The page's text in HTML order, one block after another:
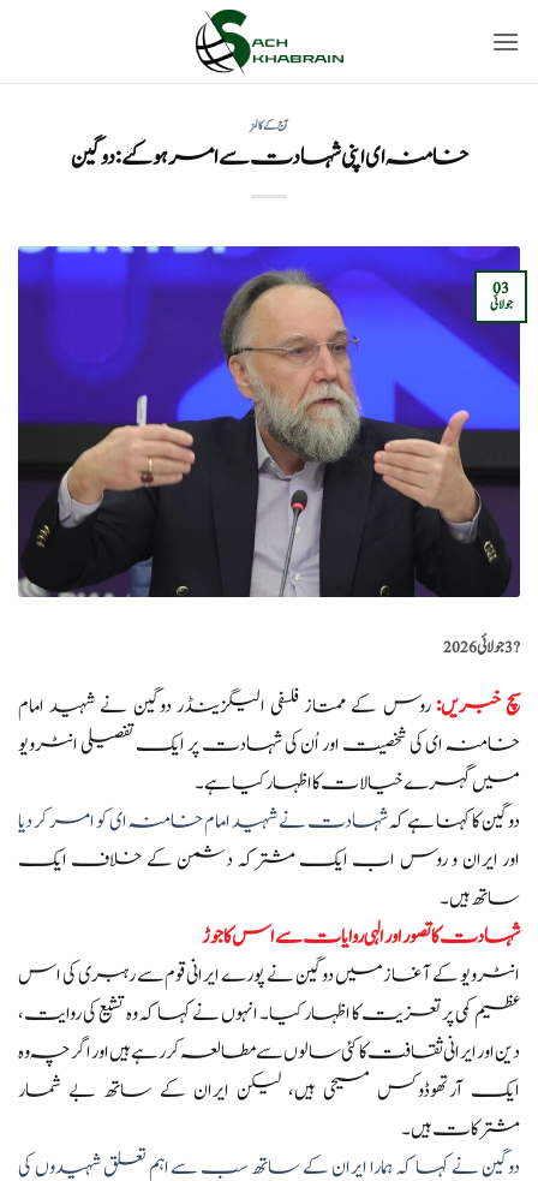
آج کے کالمز
خامنہ ای اپنی شہادت سے امر ہو گئے: دوگین
03
جولائی
?️3 جولائی 2026
سچ خبریں:روس کے ممتاز فلسفی الیگزینڈر دوگین نے شہید امام
خامنہ ای کی شخصیت اور اُن کی شہادت پر ایک تفصیلی انٹرویو
میں گہرے خیالات کا اظہار کیا ہے۔
دوگین کا کہنا ہے کہشہادت نے شہید امام خامنہ ای کو امر کر دیا
اور ایران و روس اب ایک مشترکہ دشمن کے خلاف ایک
ساتھ ہیں۔
شہادت کا تصور اور الہی روایات سے اس کا جوڑ
انٹرویو کے آغاز میں دوگین نے پورے ایرانی قوم سے رہبری کی اس
عظیم کمی پر تعزیت کا اظہار کیا۔ انہوں نے کہا کہ وہ تشیع کی روایت،
دین اور ایرانی ثقافت کا کئی سالوں سے مطالعہ کر رہے ہیں اور اگرچہ وہ
ایک آرتھوڈوکس مسیحی ہیں، لیکن ایران کے ساتھ بے شمار
مشترکات ہیں۔
دوگین نے کہا کہ ہمارا ایران کے ساتھ سب سے اہم تعلق شہیدوں کی